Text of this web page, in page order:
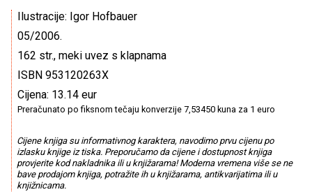
Ilustracije: Igor Hofbauer
05/2006.
162 str., meki uvez s klapnama
ISBN 953120263X
Cijena: 13.14 eur
Preračunato po fiksnom tečaju konverzije 7,53450 kuna za 1 euro
Cijene knjiga su informativnog karaktera, navodimo prvu cijenu po
izlasku knjige iz tiska. Preporučamo da cijene i dostupnost knjiga
provjerite kod nakladnika ili u knjižarama! Moderna vremena više se ne
bave prodajom knjiga, potražite ih u knjižarama, antikvarijatima ili u
knjižnicama.